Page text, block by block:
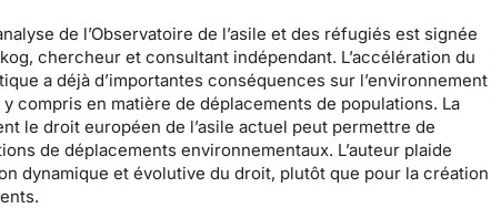
de l’Observatoire de l’asile et des réfugiés est signée
, chercheur et consultant indépendant. L’accélération du
a déjà d’importantes conséquences sur l’environnement
compris en matière de déplacements de populations. La
le droit européen de l’asile actuel peut permettre de
de déplacements environnementaux. L’auteur plaide
dynamique et évolutive du droit, plutôt que pour la création